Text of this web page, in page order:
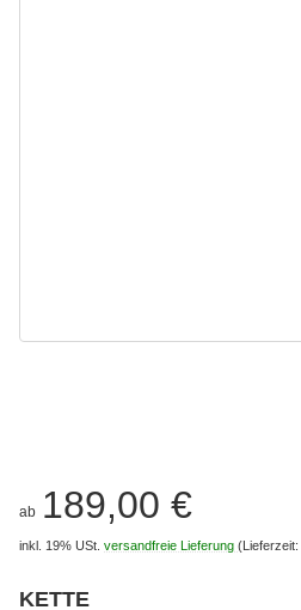
ab 189,00 €
inkl. 19% USt. versandfreie Lieferung (Lieferzeit:
KETTE